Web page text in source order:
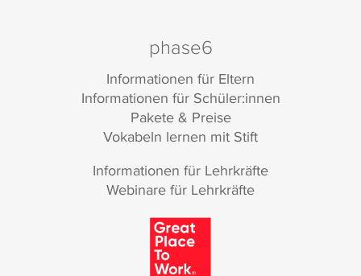
phase6
Informationen für Eltern
Informationen für Schüler:innen
Pakete & Preise
Vokabeln lernen mit Stift
Informationen für Lehrkräfte
Webinare für Lehrkräfte